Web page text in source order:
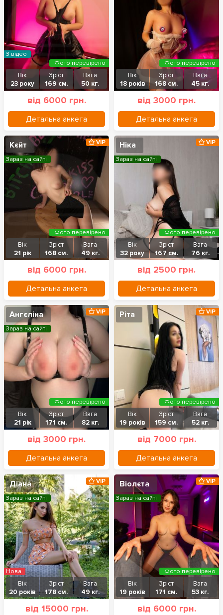
Вік
23 року
Зріст
169 см.
Вага
50 кг.
від 6000 грн.
Детальна анкета
З відео
Фото перевірено
Вік
18 років
Зріст
168 см.
Вага
45 кг.
від 3000 грн.
Детальна анкета
Фото перевірено
Кєйт
Вік
21 рік
Зріст
168 см.
Вага
49 кг.
від 6000 грн.
Детальна анкета
VIP
Зараз на сайті
Фото перевірено
Ніка
Вік
32 року
Зріст
167 см.
Вага
76 кг.
від 2500 грн.
Детальна анкета
VIP
Зараз на сайті
Фото перевірено
Ангєліна
Вік
21 рік
Зріст
171 см.
Вага
82 кг.
від 3000 грн.
Детальна анкета
VIP
Зараз на сайті
Фото перевірено
Ріта
Вік
19 років
Зріст
159 см.
Вага
52 кг.
від 7000 грн.
Детальна анкета
VIP
Фото перевірено
Діана
Вік
20 років
Зріст
178 см.
Вага
49 кг.
від 15000 грн.
VIP
Зараз на сайті
Нова
Віолєта
Вік
19 років
Зріст
171 см.
Вага
53 кг.
від 6000 грн.
VIP
Зараз на сайті
Фото перевірено